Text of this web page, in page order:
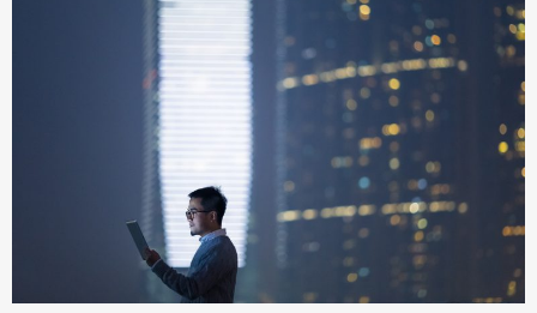
Законодательство о недвижимости
Морское право
Спортивное право
Туристическое право